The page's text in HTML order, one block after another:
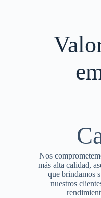
Nos
más alta calidad,
que brindamos
nuestros